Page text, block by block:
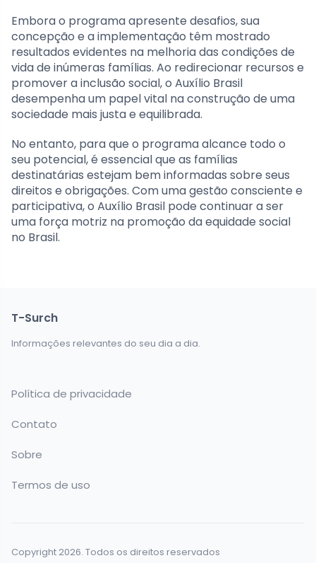
Embora o programa apresente desafios, sua
concepção e a implementação têm mostrado
resultados evidentes na melhoria das condições de
vida de inúmeras famílias. Ao redirecionar recursos e
promover a inclusão social, o Auxílio Brasil
desempenha um papel vital na construção de uma
sociedade mais justa e equilibrada.
No entanto, para que o programa alcance todo o
seu potencial, é essencial que as famílias
destinatárias estejam bem informadas sobre seus
direitos e obrigações. Com uma gestão consciente e
participativa, o Auxílio Brasil pode continuar a ser
uma força motriz na promoção da equidade social
no Brasil.
T-Surch
Informações relevantes do seu dia a dia.
Política de privacidade
Contato
Sobre
Termos de uso
Copyright 2026. Todos os direitos reservados